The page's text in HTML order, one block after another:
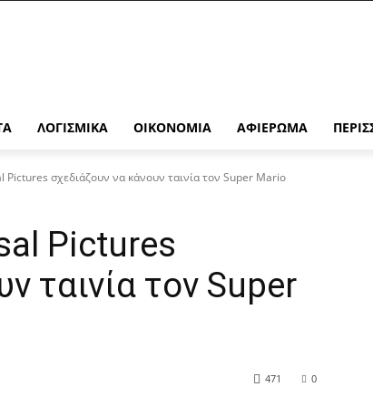
ΛΟΓΙΣΜΙΚΆ ΟΙΚΟΝΟΜΊΑ ΑΦΙΈΡΩΜΑ
Pictures σχεδιάζουν να κάνουν ταινία τον Super Mario
Pictures
ταινία τον Super
0
471